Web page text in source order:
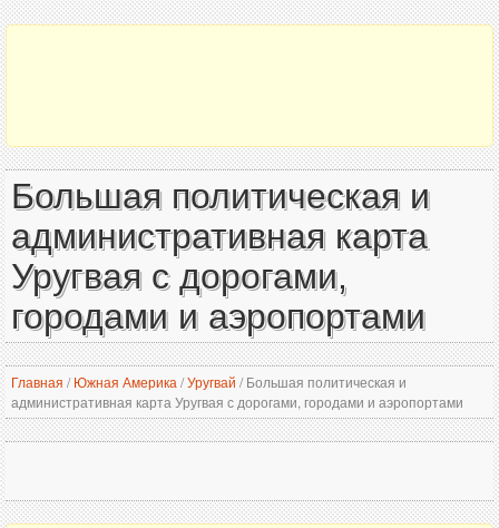
Большая политическая и
административная карта
Уругвая с дорогами,
городами и аэропортами
Главная / Южная Америка /Уругвай /Большая политическая и
административная карта Уругвая с дорогами, городами и аэропортами